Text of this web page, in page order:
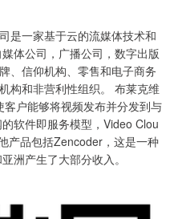
是一家基于云的流媒体技术和
体公司，广播公司，数字出版
、信仰机构、零售和电子商务
构和非营利性组织。 布莱克维
户能够将视频发布并分发到与
软件即服务模型，Video Clou
产品包括Zencoder，这是一种
洲产生了大部分收入。